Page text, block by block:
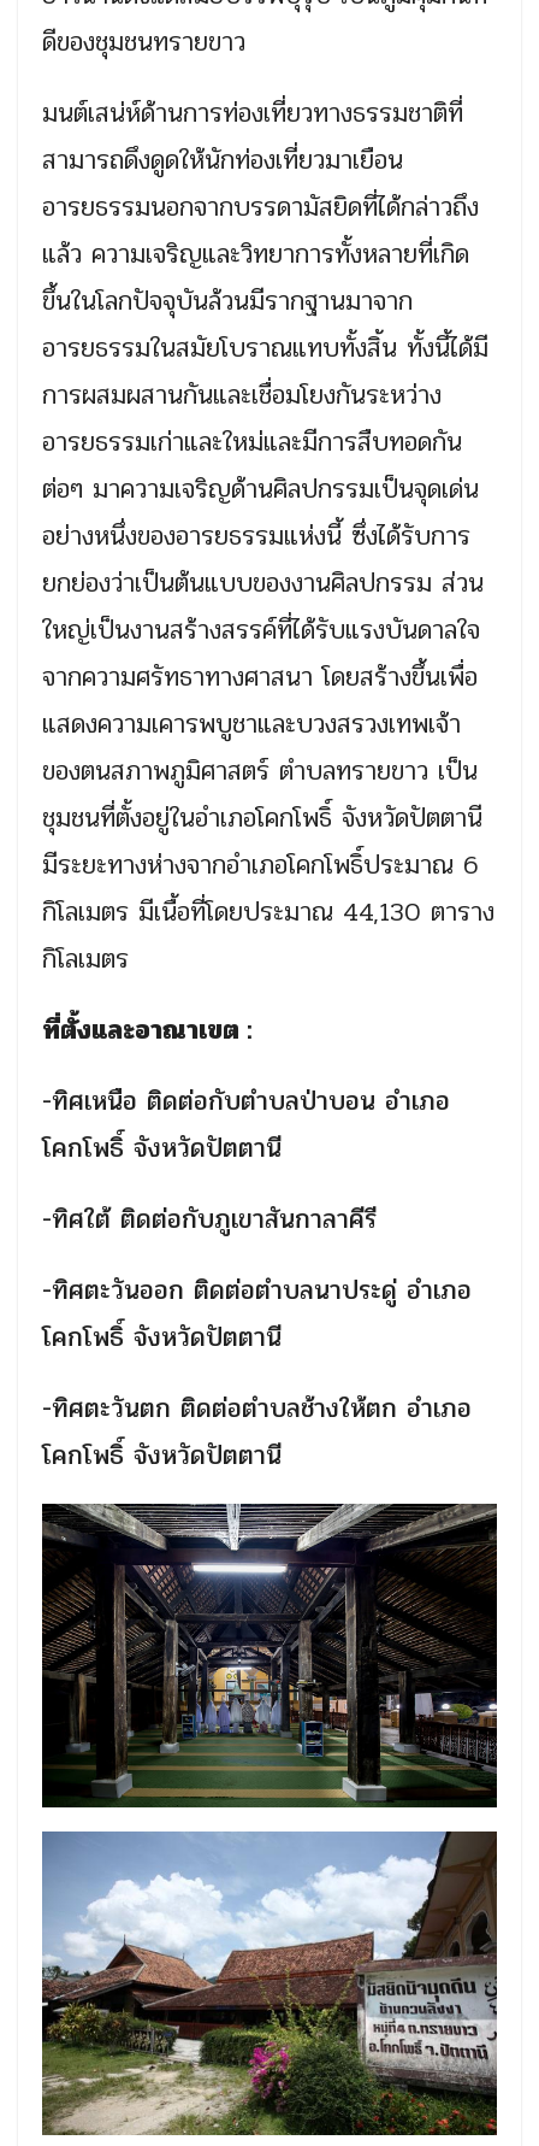
ดีของชุมชนทรายขาว
มนต์เสน่ห์ด้านการท่องเที่ยวทางธรรมชาติที่
สามารถดึงดูดให้นักท่องเที่ยวมาเยือน
อารยธรรมนอกจากบรรดามัสยิดที่ได้กล่าวถึง
แล้ว ความเจริญและวิทยาการทั้งหลายที่เกิด
ขึ้นในโลกปัจจุบันล้วนมีรากฐานมาจาก
อารยธรรมในสมัยโบราณแทบทั้งสิ้น ทั้งนี้ได้มี
การผสมผสานกันและเชื่อมโยงกันระหว่าง
อารยธรรมเก่าและใหม่และมีการสืบทอดกัน
ต่อๆ มาความเจริญด้านศิลปกรรมเป็นจุดเด่น
อย่างหนึ่งของอารยธรรมแห่งนี้ ซึ่งได้รับการ
ยกย่องว่าเป็นต้นแบบของงานศิลปกรรม ส่วน
ใหญ่เป็นงานสร้างสรรค์ที่ได้รับแรงบันดาลใจ
จากความศรัทธาทางศาสนา โดยสร้างขึ้นเพื่อ
แสดงความเคารพบูชาและบวงสรวงเทพเจ้า
ของตนสภาพภูมิศาสตร์ ตำบลทรายขาว เป็น
ชุมชนที่ตั้งอยู่ในอำเภอโคกโพธิ์ จังหวัดปัตตานี
มีระยะทางห่างจากอำเภอโคกโพธิ์ประมาณ 6
กิโลเมตร มีเนื้อที่โดยประมาณ 44,130 ตาราง
กิโลเมตร
ที่ตั้งและอาณาเขต :
-ทิศเหนือ ติดต่อกับตำบลป่าบอน อำเภอ
โคกโพธิ์ จังหวัดปัตตานี
-ทิศใต้ ติดต่อกับภูเขาสันกาลาคีรี
-ทิศตะวันออก ติดต่อตำบลนาประดู่ อำเภอ
โคกโพธิ์ จังหวัดปัตตานี
-ทิศตะวันตก ติดต่อตำบลช้างให้ตก อำเภอ
โคกโพธิ์ จังหวัดปัตตานี